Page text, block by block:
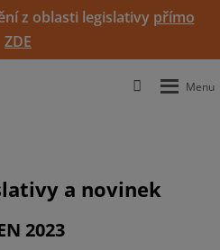
z oblasti legislativy přímo
ZDE
a novinek
2023